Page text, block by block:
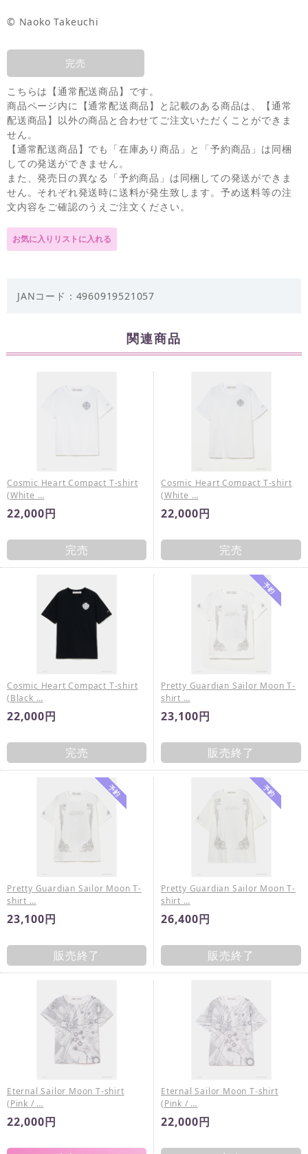
© Naoko Takeuchi
完売
こちらは【通常配送商品】です。
商品ページ内に【通常配送商品】と記載のある商品は、【通常
配送商品】以外の商品と合わせてご注文いただくことができま
せん。
【通常配送商品】でも「在庫あり商品」と「予約商品」は同梱
しての発送ができません。
また、発売日の異なる「予約商品」は同梱しての発送ができま
せん。それぞれ発送時に送料が発生致します。予め送料等の注
文内容をご確認のうえご注文ください。
JANコード：4960919521057
関連商品
Cosmic Heart Compact T-shirt
(White …
22,000円
完売
Cosmic Heart Compact T-shirt
(White …
22,000円
完売
Cosmic Heart Compact T-shirt
(Black …
22,000円
完売
Pretty Guardian Sailor Moon T-
shirt …
23,100円
販売終了
Pretty Guardian Sailor Moon T-
shirt …
23,100円
販売終了
Pretty Guardian Sailor Moon T-
shirt …
26,400円
販売終了
Eternal Sailor Moon T-shirt
(Pink / …
22,000円
Eternal Sailor Moon T-shirt
(Pink / …
22,000円